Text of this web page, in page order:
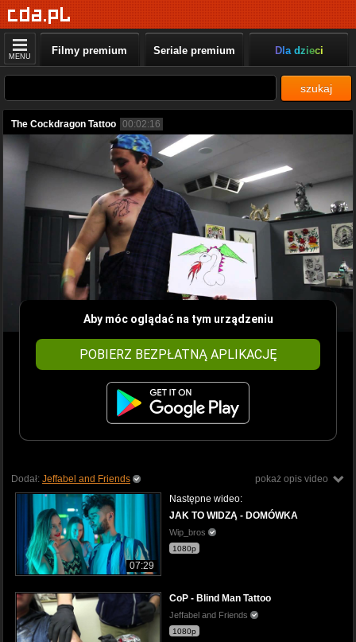
MENU Filmy premium Seriale premium Dla dzieci
szukaj
The Cockdragon Tattoo 00:02:16
Aby móc oglądać na tym urządzeniu
POBIERZ BEZPŁATNĄ APLIKACJĘ
pokaż opis video
Dodał: Jeffabel and Friends
07:29
Następne wideo:
JAK TO WIDZĄ - DOMÓWKA
Wip_bros
1080p
CoP - Blind Man Tattoo
Jeffabel and Friends
1080p